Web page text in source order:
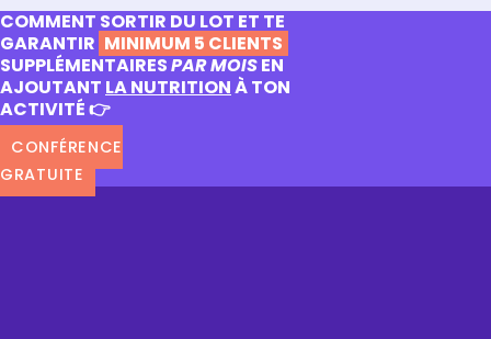
COMMENT SORTIR DU LOT ET TE
GARANTIR MINIMUM 5 CLIENTS
SUPPLÉMENTAIRESPAR MOISEN
AJOUTANT LA NUTRITIONÀ TON
ACTIVITÉ 👉
CONFÉRENCE
GRATUITE